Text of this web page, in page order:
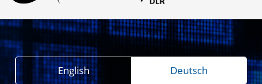
English Deutsch